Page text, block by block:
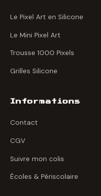
Le Pixel Art en Silicone
Le Mini Pixel Art
Trousse 1000 Pixels
Grilles Silicone
Informations
Contact
CGV
Suivre mon colis
Écoles & Périscolaire